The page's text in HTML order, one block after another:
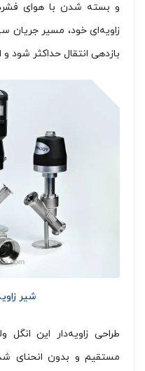
و بسته شدن با هوای
زاویه‌ای خود، مسیر جریان
بازدهی انتقال حداکثر شود
شیر
طراحی زاویه‌دار این
مستقیم و بدون انحنای